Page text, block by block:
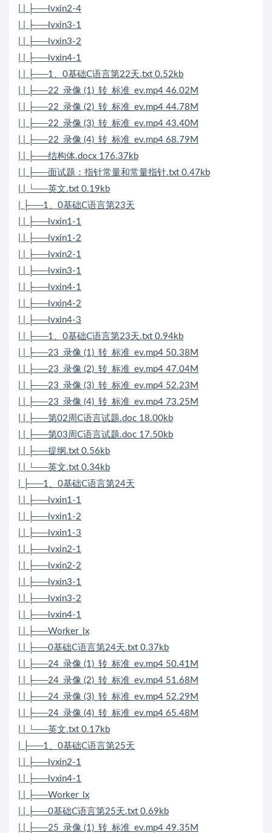
| | ├──lvxin2-4
| | ├──lvxin3-1
| | ├──lvxin3-2
| | ├──lvxin4-1
| | ├──1、0基础C语言第22天.txt 0.52kb
| | ├──22_录像 (1)_转_标准_ev.mp4 46.02M
| | ├──22_录像 (2)_转_标准_ev.mp4 44.78M
| | ├──22_录像 (3)_转_标准_ev.mp4 43.40M
| | ├──22_录像 (4)_转_标准_ev.mp4 68.79M
| | ├──结构体.docx 176.37kb
| | ├──面试题：指针常量和常量指针.txt 0.47kb
| | └──英文.txt 0.19kb
| ├──1、0基础C语言第23天
| | ├──lvxin1-1
| | ├──lvxin1-2
| | ├──lvxin2-1
| | ├──lvxin3-1
| | ├──lvxin4-1
| | ├──lvxin4-2
| | ├──lvxin4-3
| | ├──1、0基础C语言第23天.txt 0.94kb
| | ├──23_录像 (1)_转_标准_ev.mp4 50.38M
| | ├──23_录像 (2)_转_标准_ev.mp4 47.04M
| | ├──23_录像 (3)_转_标准_ev.mp4 52.23M
| | ├──23_录像 (4)_转_标准_ev.mp4 73.25M
| | ├──第02周C语言试题.doc 18.00kb
| | ├──第03周C语言试题.doc 17.50kb
| | ├──提纲.txt 0.56kb
| | └──英文.txt 0.34kb
| ├──1、0基础C语言第24天
| | ├──lvxin1-1
| | ├──lvxin1-2
| | ├──lvxin1-3
| | ├──lvxin2-1
| | ├──lvxin2-2
| | ├──lvxin3-1
| | ├──lvxin3-2
| | ├──lvxin4-1
| | ├──Worker_lx
| | ├──0基础C语言第24天.txt 0.37kb
| | ├──24_录像 (1)_转_标准_ev.mp4 50.41M
| | ├──24_录像 (2)_转_标准_ev.mp4 51.68M
| | ├──24_录像 (3)_转_标准_ev.mp4 52.29M
| | ├──24_录像 (4)_转_标准_ev.mp4 65.48M
| | └──英文.txt 0.17kb
| ├──1、0基础C语言第25天
| | ├──lvxin2-1
| | ├──lvxin4-1
| | ├──Worker_lx
| | ├──0基础C语言第25天.txt 0.69kb
| | ├──25_录像 (1)_转_标准_ev.mp4 49.35M